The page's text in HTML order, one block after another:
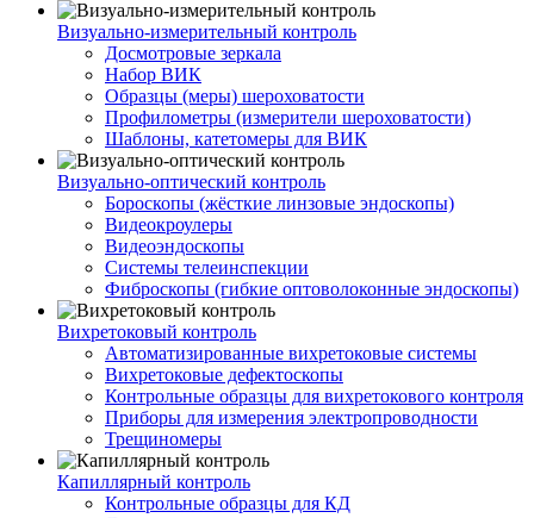
Визуально-измерительный контроль
Досмотровые зеркала
Набор ВИК
Образцы (меры) шероховатости
Профилометры (измерители шероховатости)
Шаблоны, катетомеры для ВИК
Визуально-оптический контроль
Бороскопы (жёсткие линзовые эндоскопы)
Видеокроулеры
Видеоэндоскопы
Системы телеинспекции
Фиброскопы (гибкие оптоволоконные эндоскопы)
Вихретоковый контроль
Автоматизированные вихретоковые системы
Вихретоковые дефектоскопы
Контрольные образцы для вихретокового контроля
Приборы для измерения электропроводности
Трещиномеры
Капиллярный контроль
Контрольные образцы для КД